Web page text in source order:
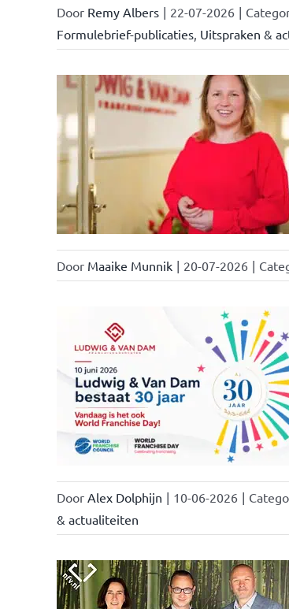
Door Remy Albers | 22-07-2026 |
Formulebrief-publicaties, Uitspraken &
Door Maaike Munnik | 20-07-2026 |
Door Alex Dolphijn | 10-06-2026 |
& actualiteiten